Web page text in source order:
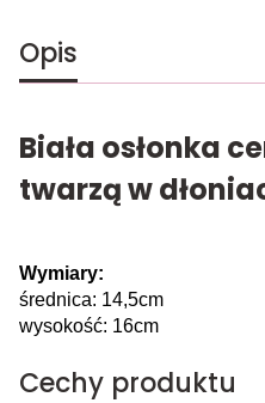
Opis
Biała osłonka
twarzą w
Wymiary:
średnica: 14,5cm
wysokość: 16cm
Cechy produktu